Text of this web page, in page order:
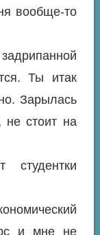
вообще-то
Ты итак
Зарылась
стоит на
и мне не